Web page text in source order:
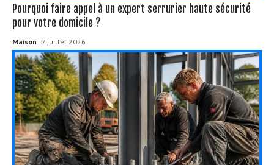
Pourquoi faire appel à un expert serrurier haute sécurité
pour votre domicile ?
Maison 7 juillet 2026